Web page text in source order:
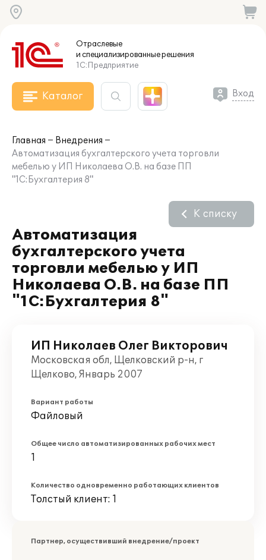
Отраслевые
и специализированныерешения
1С:Предприятие
Каталог Вход
Главная
Внедрения
Автоматизация бухгалтерского учета торговли
мебелью у ИП Николаева О.В. на базе ПП
"1С:Бухгалтерия 8"
Автоматизация
бухгалтерского учета
торговли мебелью у ИП
Николаева О.В. на базе ПП
"1С:Бухгалтерия 8"
К списку
ИП Николаев Олег Викторович
Московская обл, Щелковский р-н, г
Щелково, Январь 2007
Вариант работы
Файловый
Общее число автоматизированных рабочих мест
1
Количество одновременно работающих клиентов
Толстый клиент: 1
Партнер, осуществивший внедрение/проект